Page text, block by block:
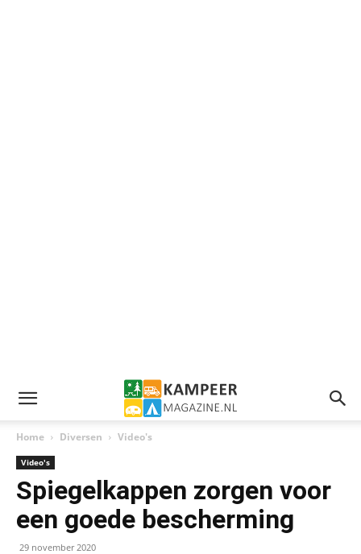
Home Diversen Video's
Video's
Spiegelkappen zorgen voor
een goede bescherming
29 november 2020